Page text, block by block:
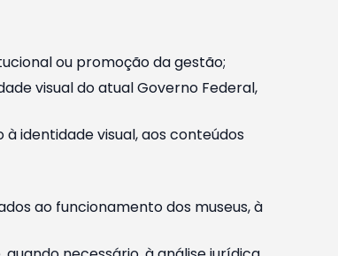
ou promoção da gestão;
visual do atual Governo Federal,
identidade visual, aos conteúdos
ao funcionamento dos museus, à